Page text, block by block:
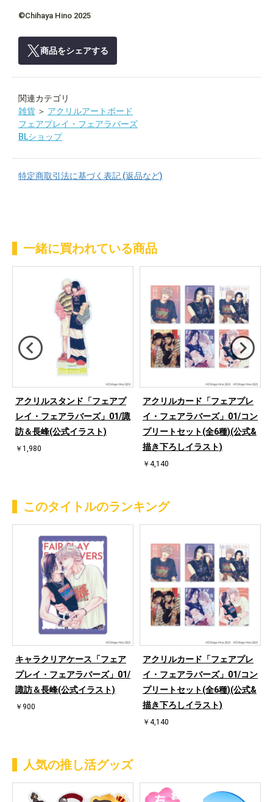
©Chihaya Hino 2025
商品をシェアする
関連カテゴリ
雑貨 ＞ アクリルアートボード
フェアプレイ・フェアラバーズ
BLショップ
特定商取引法に基づく表記 (返品など)
一緒に買われている商品
アクリルスタンド「フェアプ
レイ・フェアラバーズ」01/諏
訪＆長峰(公式イラスト)
￥1,980
アクリルカード「フェアプレ
イ・フェアラバーズ」01/コン
プリートセット(全6種)(公式&
描き下ろしイラスト)
￥4,140
このタイトルのランキング
キャラクリアケース「フェア
プレイ・フェアラバーズ」01/
諏訪＆長峰(公式イラスト)
￥900
アクリルカード「フェアプレ
イ・フェアラバーズ」01/コン
プリートセット(全6種)(公式&
描き下ろしイラスト)
￥4,140
人気の推し活グッズ